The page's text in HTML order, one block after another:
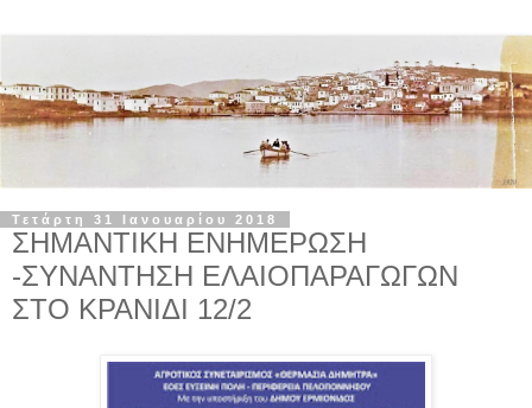
Τετάρτη 31 Ιανουαρίου 2018
ΣΗΜΑΝΤΙΚΗ ΕΝΗΜΕΡΩΣΗ
-ΣΥΝΑΝΤΗΣΗ ΕΛΑΙΟΠΑΡΑΓΩΓΩΝ
ΣΤΟ ΚΡΑΝΙΔΙ 12/2